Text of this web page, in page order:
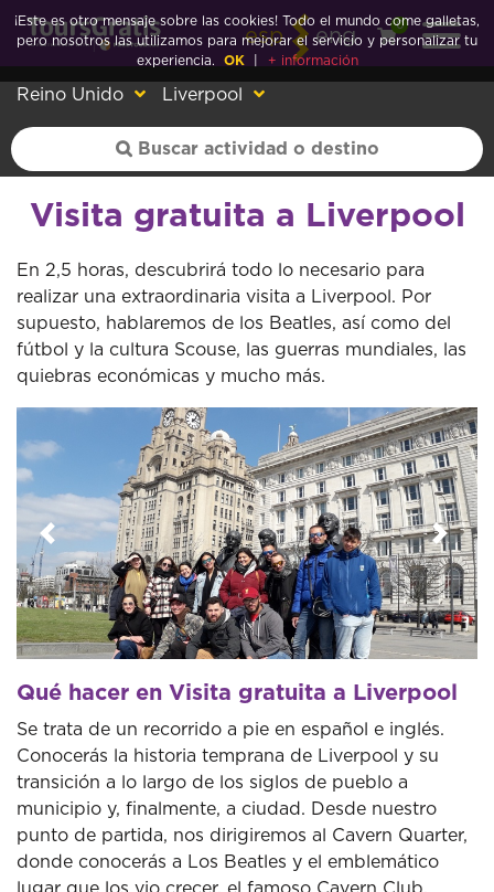
esp eng
0
Reino Unido Liverpool
Visita gratuita a Liverpool
En 2,5 horas, descubrirá todo lo necesario para
realizar una extraordinaria visita a Liverpool. Por
supuesto, hablaremos de los Beatles, así como del
fútbol y la cultura Scouse, las guerras mundiales, las
quiebras económicas y mucho más.
Anterior
Qué hacer en Visita gratuita a Liverpool
Se trata de un recorrido a pie en español e inglés.
Conocerás la historia temprana de Liverpool y su
transición a lo largo de los siglos de pueblo a
municipio y, finalmente, a ciudad. Desde nuestro
punto de partida, nos dirigiremos al Cavern Quarter,
donde conocerás a Los Beatles y el emblemático
¡Este es otro mensaje sobre las cookies! Todo el mundo come galletas,
pero nosotros las utilizamos para mejorar el servicio y personalizar tu
experiencia.
OK + información